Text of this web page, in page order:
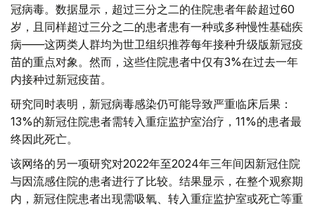
冠病毒。数据显示，超过三分之二的住院患者年龄超过60
岁，且同样超过三分之二的患者患有一种或多种慢性基础疾
病——这两类人群均为世卫组织推荐每年接种升级版新冠疫
苗的重点对象。然而，这些住院患者中仅有3%在过去一年
内接种过新冠疫苗。
研究同时表明，新冠病毒感染仍可能导致严重临床后果：
13%的新冠住院患者需转入重症监护室治疗，11%的患者最
终因此死亡。
该网络的另一项研究对2022年至2024年三年间因新冠住院
与因流感住院的患者进行了比较。结果显示，在整个观察期
内，新冠住院患者出现需吸氧、转入重症监护室或死亡等重